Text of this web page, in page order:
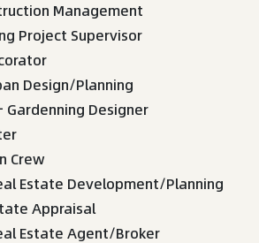
Management
Project Supervisor
Design/Planning
Gardenning Designer
Crew
Estate Development/Planning
Appraisal
Estate Agent/Broker